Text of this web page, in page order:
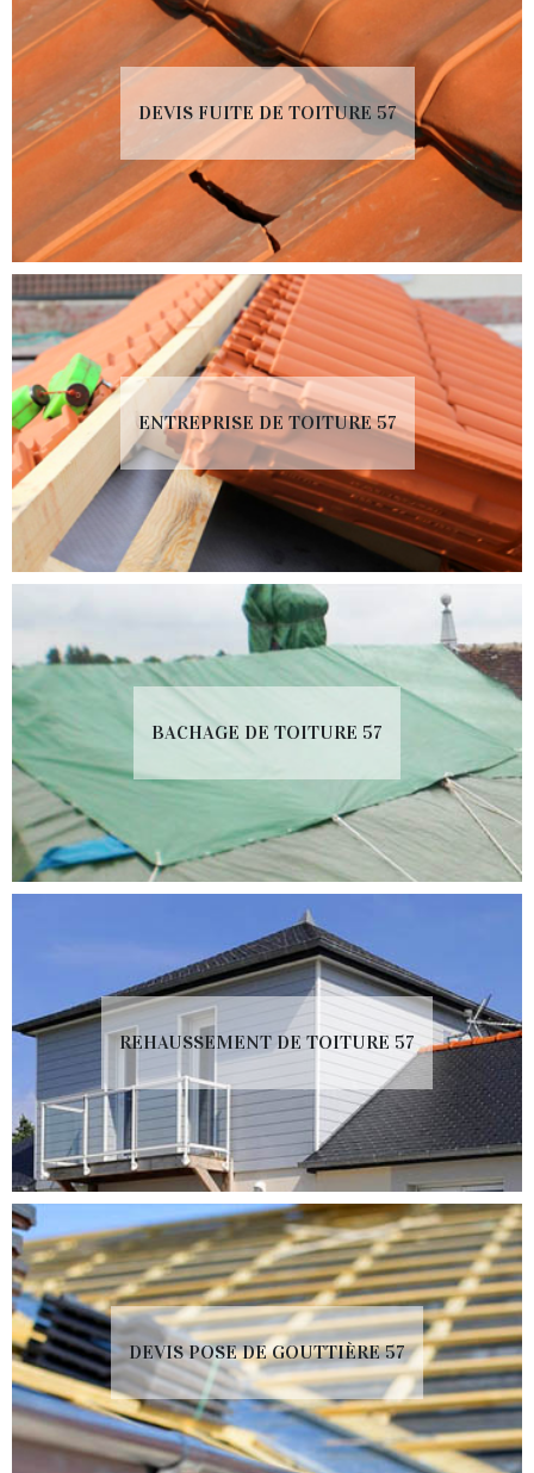
DEVIS FUITE DE TOITURE 57
ENTREPRISE DE TOITURE 57
BACHAGE DE TOITURE 57
REHAUSSEMENT DE TOITURE 57
DEVIS POSE DE GOUTTIÈRE 57